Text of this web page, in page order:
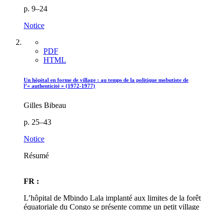
p. 9–24
Notice
PDF
HTML
Un hôpital en forme de village : au temps de la politique mobutiste de
l’« authenticité » (1972-1977)
Gilles Bibeau
p. 25–43
Notice
Résumé
FR :
L’hôpital de Mbindo Lala implanté aux limites de la forêt
équatoriale du Congo se présente comme un petit village